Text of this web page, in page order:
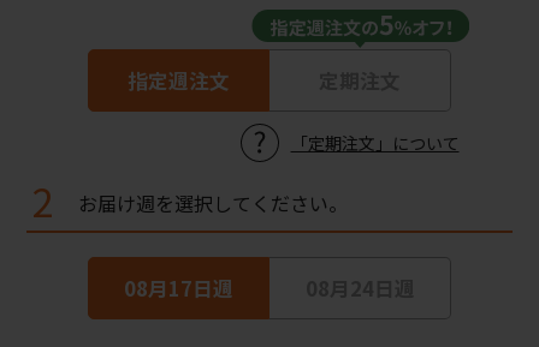
指定週注文
「定期注文」について
2 お届け週を選択してください。
08月17日週